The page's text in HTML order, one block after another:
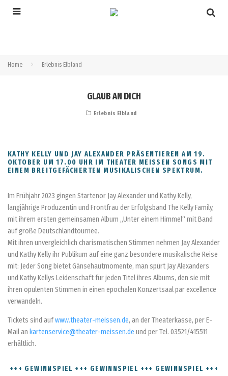
Home Erlebnis Elbland
GLAUB AN DICH
Erlebnis Elbland
KATHY KELLY UND JAY ALEXANDER PRÄSENTIEREN AM 19.
OKTOBER UM 17.00 UHR IM THEATER MEISSEN SONGS MIT E
INEM BREITGEFÄCHERTEN MUSIKALISCHEN SPEKTRUM.
Im Frühjahr 2023 gingen Startenor Jay Alexander und Kathy Kelly,
langjährige Produzentin und Frontfrau der Erfolgsband The Kelly Family,
mit ihrem ersten gemeinsamen Album „Unter einem Himmel“ mit Band
auf große Deutschlandtournee.
Mit ihren unvergleichlich charismatischen Stimmen nehmen Jay Alexander
und Kathy Kelly ihr Publikum auf eine ganz besondere musikalische Reise
mit: Jeder Song bietet Gänsehautmomente, man spürt Jay Alexanders
und Kathy Kellys Leidenschaft für jeden Titel ihres Albums, den sie mit
ihren opulenten Stimmen in einen epochalen Konzertsaal par excellence
verwandeln.
Tickets sind aufwww.theater-meissen.de, an der Theaterkasse, per E-
Mail an kartenservice@theater-meissen.de und per Tel. 03521/415511
erhältlich.
+++ GEWINNSPIEL +++ GEWINNSPIEL +++ GEWINNSPIEL +++